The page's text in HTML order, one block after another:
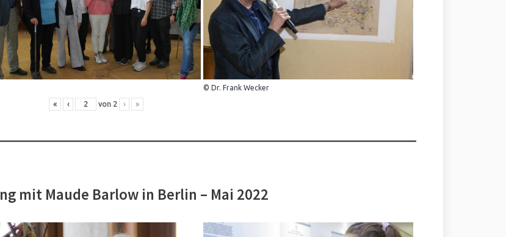
© Dr. Frank Wecker
« ‹ von 2 › »
mit Maude Barlow in Berlin – Mai 2022